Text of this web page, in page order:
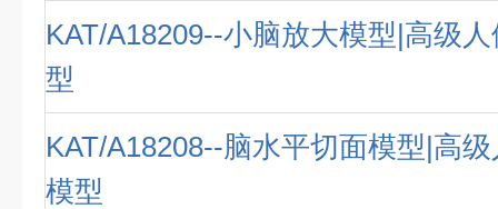
KAT/A18209--小脑放大模型|高级
型
KAT/A18208--脑水平切面模型|高
模型